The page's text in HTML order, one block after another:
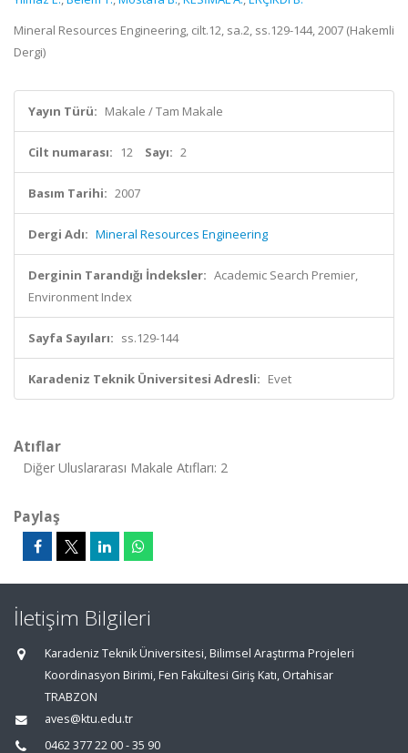
Mineral Resources Engineering, cilt.12, sa.2, ss.129-144, 2007 (Hakemli
Dergi)
Yayın Türü: Makale / Tam Makale
Cilt numarası: 12 Sayı: 2
Basım Tarihi: 2007
Dergi Adı: Mineral Resources Engineering
Derginin Tarandığı İndeksler: Academic Search Premier,
Environment Index
Sayfa Sayıları: ss.129-144
Karadeniz Teknik Üniversitesi Adresli: Evet
Atıflar
Diğer Uluslararası Makale Atıfları: 2
Paylaş
İletişim Bilgileri
Karadeniz Teknik Üniversitesi, Bilimsel Araştırma Projeleri
Koordinasyon Birimi, Fen Fakültesi Giriş Katı, Ortahisar
TRABZON
aves@ktu.edu.tr
0462 377 22 00 - 35 90